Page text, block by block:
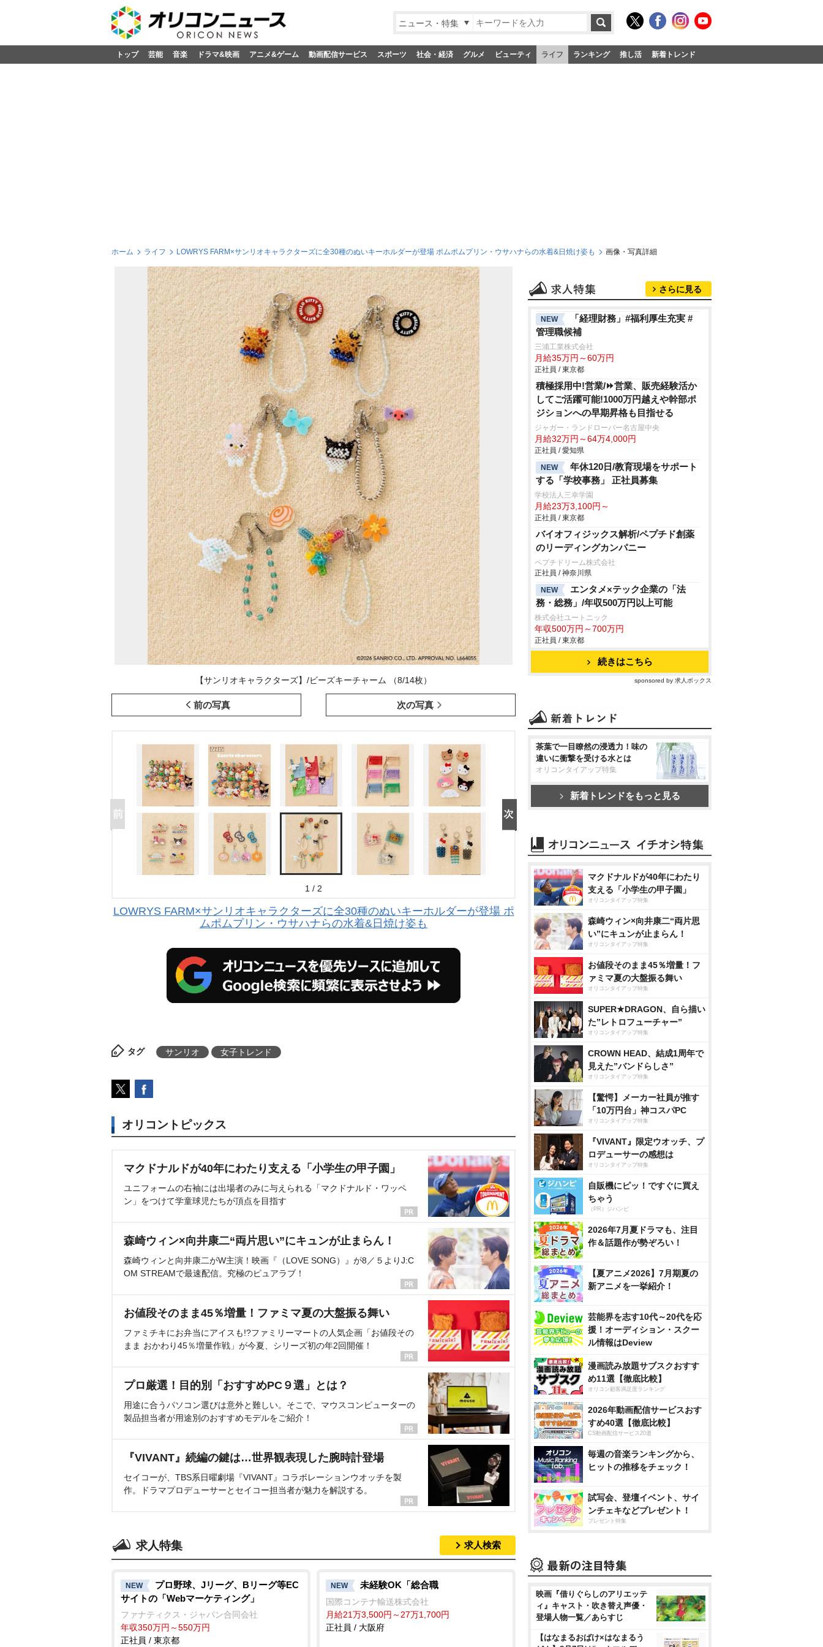
ニュース・特集
トップ 芸能 音楽 ドラマ&映画 アニメ&ゲーム 動画配信サービス スポーツ 社会・経済 グルメ ビューティ ライフ ランキング 推し活 新着トレンド
ホーム ライフ LOWRYS FARM×サンリオキャラクターズに全30種のぬいキーホルダーが登場 ポムポムプリン・ウサハナらの水着&日焼け姿も 画像・写真詳細
【サンリオキャラクターズ】/ビーズキーチャーム （8/14枚）
前の写真 次の写真
1 / 2
LOWRYS FARM×サンリオキャラクターズに全30種のぬいキーホルダーが登場 ポ
ムポムプリン・ウサハナらの水着&日焼け姿も
タグ サンリオ 女子トレンド
オリコントピックス
マクドナルドが40年にわたり支える「小学生の甲子園」
ユニフォームの右袖には出場者のみに与えられる「マクドナルド・ワッペ
ン」をつけて学童球児たちが頂点を目指す
森崎ウィン×向井康二“両片思い”にキュンが止まらん！
森崎ウィンと向井康二がW主演！映画『（LOVE SONG）』が8／５よりJ:C
OM STREAMで最速配信。究極のピュアラブ！
お値段そのまま45％増量！ファミマ夏の大盤振る舞い
ファミチキにお弁当にアイスも!?ファミリーマートの人気企画「お値段その
まま おかわり45％増量作戦」が今夏、シリーズ初の年2回開催！
プロ厳選！目的別「おすすめPC９選」とは？
用途に合うパソコン選びは意外と難しい。そこで、マウスコンピューターの
製品担当者が用途別のおすすめモデルをご紹介！
『VIVANT』続編の鍵は…世界観表現した腕時計登場
セイコーが、TBS系日曜劇場『VIVANT』コラボレーションウオッチを製
作。ドラマプロデューサーとセイコー担当者が魅力を解説する。
求人特集 求人検索
NEW
プロ野球、Jリーグ、Bリーグ等EC
サイトの「Webマーケティング」
ファナティクス・ジャパン合同会社
年収350万円～550万円
正社員 / 東京都
NEW 未経験OK「総合職
国際コンテナ輸送株式会社
月給21万3,500円～27万1,700円
正社員 / 大阪府
さらに見る
NEW
「経理財務」#福利厚生充実 #
管理職候補
三浦工業株式会社
月給35万円～60万円
正社員 / 東京都
積極採用中!営業/⏩️営業、販売経験活か
してご活躍可能!1000万円越えや幹部ポ
ジションへの早期昇格も目指せる
ジャガー・ランドローバー名古屋中央
月給32万円～64万4,000円
正社員 / 愛知県
NEW
年休120日/教育現場をサポート
する「学校事務」 正社員募集
学校法人三幸学園
月給23万3,100円～
正社員 / 東京都
バイオフィジックス解析/ペプチド創薬
のリーディングカンパニー
ペプチドリーム株式会社
正社員 / 神奈川県
NEW
エンタメ×テック企業の「法
務・総務」/年収500万円以上可能
株式会社ユートニック
年収500万円～700万円
正社員 / 東京都
続きはこちら
sponsored by 求人ボックス
茶葉で一目瞭然の浸透力！味の
違いに衝撃を受ける水とは
オリコンタイアップ特集
新着トレンドをもっと見る
マクドナルドが40年にわたり
支える「小学生の甲子園」
オリコンタイアップ特集
森崎ウィン×向井康二“両片思
い”にキュンが止まらん！
オリコンタイアップ特集
お値段そのまま45％増量！フ
ァミマ夏の大盤振る舞い
オリコンタイアップ特集
SUPER★DRAGON、自ら描い
た”レトロフューチャー”
オリコンタイアップ特集
CROWN HEAD、結成1周年で
見えた”バンドらしさ”
オリコンタイアップ特集
【驚愕】メーカー社員が推す
「10万円台」神コスパPC
オリコンタイアップ特集
『VIVANT』限定ウオッチ、プ
ロデューサーの感想は
オリコンタイアップ特集
自販機にピッ！ですぐに買え
ちゃう
（PR）ジハンピ
2026年7月夏ドラマも、注目
作＆話題作が勢ぞろい！
【夏アニメ2026】7月期夏の
新アニメを一挙紹介！
芸能界を志す10代～20代を応
援！オーディション・スクー
ル情報はDeview
漫画読み放題サブスクおすす
め11選【徹底比較】
オリコン顧客満足度ランキング
2026年動画配信サービスおす
すめ40選【徹底比較】
CS動画配信サービス20選
毎週の音楽ランキングから、
ヒットの推移をチェック！
試写会、登壇イベント、サイ
ンチェキなどプレゼント！
プレゼント特集
映画『借りぐらしのアリエッテ
ィ』キャスト・吹き替え声優・
登場人物一覧／あらすじ
【はなまるおばけ×はなまるう